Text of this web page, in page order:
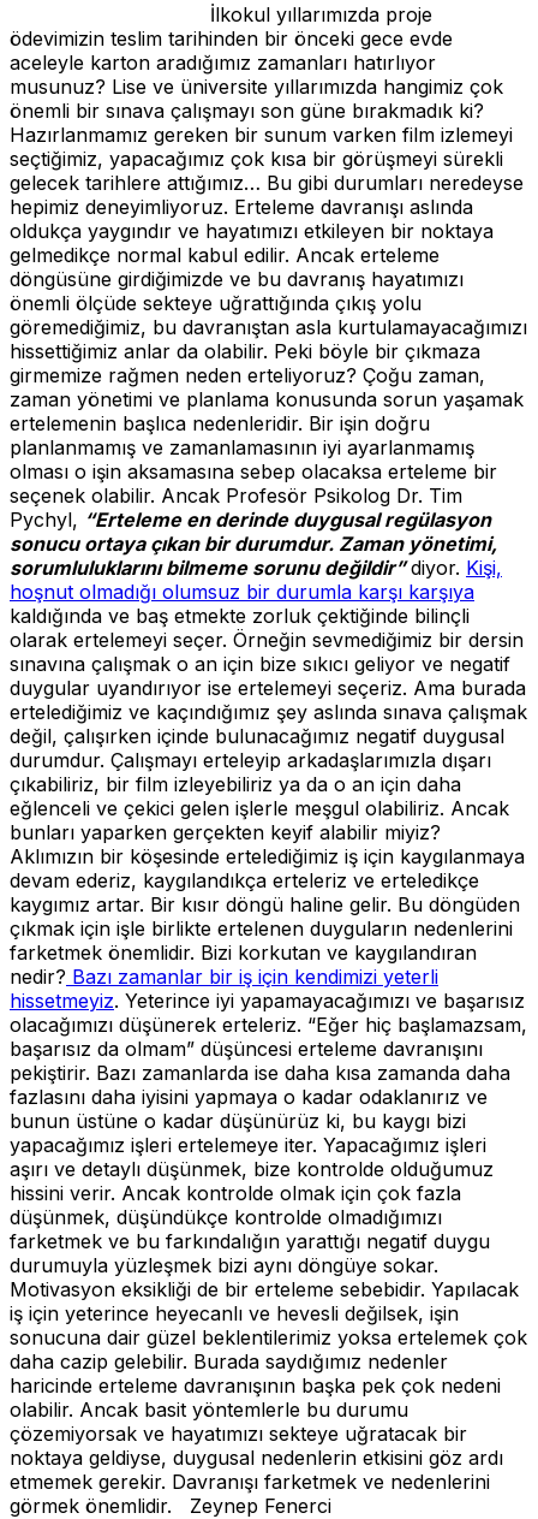
İlkokul yıllarımızda proje
ödevimizin teslim tarihinden bir önceki gece evde
aceleyle karton aradığımız zamanları hatırlıyor
musunuz? Lise ve üniversite yıllarımızda hangimiz çok
önemli bir sınava çalışmayı son güne bırakmadık ki?
Hazırlanmamız gereken bir sunum varken film izlemeyi
seçtiğimiz, yapacağımız çok kısa bir görüşmeyi sürekli
gelecek tarihlere attığımız… Bu gibi durumları neredeyse
hepimiz deneyimliyoruz. Erteleme davranışı aslında
oldukça yaygındır ve hayatımızı etkileyen bir noktaya
gelmedikçe normal kabul edilir. Ancak erteleme
döngüsüne girdiğimizde ve bu davranış hayatımızı
önemli ölçüde sekteye uğrattığında çıkış yolu
göremediğimiz, bu davranıştan asla kurtulamayacağımızı
hissettiğimiz anlar da olabilir. Peki böyle bir çıkmaza
girmemize rağmen neden erteliyoruz? Çoğu zaman,
zaman yönetimi ve planlama konusunda sorun yaşamak
ertelemenin başlıca nedenleridir. Bir işin doğru
planlanmamış ve zamanlamasının iyi ayarlanmamış
olması o işin aksamasına sebep olacaksa erteleme bir
seçenek olabilir. Ancak Profesör Psikolog Dr. Tim
Pychyl, “Erteleme en derinde duygusal regülasyon
sonucu ortaya çıkan bir durumdur. Zaman yönetimi,
sorumluluklarını bilmeme sorunu değildir” diyor. Kişi,
hoşnut olmadığı olumsuz bir durumla karşı karşıya
kaldığında ve baş etmekte zorluk çektiğinde bilinçli
olarak ertelemeyi seçer. Örneğin sevmediğimiz bir dersin
sınavına çalışmak o an için bize sıkıcı geliyor ve negatif
duygular uyandırıyor ise ertelemeyi seçeriz. Ama burada
ertelediğimiz ve kaçındığımız şey aslında sınava çalışmak
değil, çalışırken içinde bulunacağımız negatif duygusal
durumdur. Çalışmayı erteleyip arkadaşlarımızla dışarı
çıkabiliriz, bir film izleyebiliriz ya da o an için daha
eğlenceli ve çekici gelen işlerle meşgul olabiliriz. Ancak
bunları yaparken gerçekten keyif alabilir miyiz?
Aklımızın bir köşesinde ertelediğimiz iş için kaygılanmaya
devam ederiz, kaygılandıkça erteleriz ve erteledikçe
kaygımız artar. Bir kısır döngü haline gelir. Bu döngüden
çıkmak için işle birlikte ertelenen duyguların nedenlerini
farketmek önemlidir. Bizi korkutan ve kaygılandıran
nedir? Bazı zamanlar bir iş için kendimizi yeterli
hissetmeyiz. Yeterince iyi yapamayacağımızı ve başarısız
olacağımızı düşünerek erteleriz. “Eğer hiç başlamazsam,
başarısız da olmam” düşüncesi erteleme davranışını
pekiştirir. Bazı zamanlarda ise daha kısa zamanda daha
fazlasını daha iyisini yapmaya o kadar odaklanırız ve
bunun üstüne o kadar düşünürüz ki, bu kaygı bizi
yapacağımız işleri ertelemeye iter. Yapacağımız işleri
aşırı ve detaylı düşünmek, bize kontrolde olduğumuz
hissini verir. Ancak kontrolde olmak için çok fazla
düşünmek, düşündükçe kontrolde olmadığımızı
farketmek ve bu farkındalığın yarattığı negatif duygu
durumuyla yüzleşmek bizi aynı döngüye sokar.
Motivasyon eksikliği de bir erteleme sebebidir. Yapılacak
iş için yeterince heyecanlı ve hevesli değilsek, işin
sonucuna dair güzel beklentilerimiz yoksa ertelemek çok
daha cazip gelebilir. Burada saydığımız nedenler
haricinde erteleme davranışının başka pek çok nedeni
olabilir. Ancak basit yöntemlerle bu durumu
çözemiyorsak ve hayatımızı sekteye uğratacak bir
noktaya geldiyse, duygusal nedenlerin etkisini göz ardı
etmemek gerekir. Davranışı farketmek ve nedenlerini
görmek önemlidir. Zeynep Fenerci